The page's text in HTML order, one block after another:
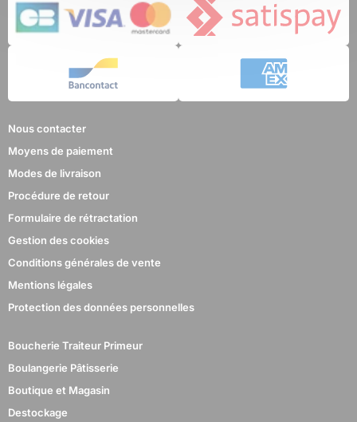
Nous contacter
Moyens de paiement
Modes de livraison
Procédure de retour
Formulaire de rétractation
Gestion des cookies
Conditions générales de vente
Mentions légales
Protection des données personnelles
Boucherie Traiteur Primeur
Boulangerie Pâtisserie
Boutique et Magasin
Destockage